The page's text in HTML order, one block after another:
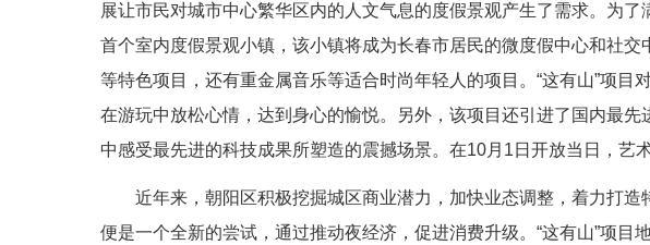
展让市民对城市中心繁华区内的人文气息的度假景观产生了需求。为了
首个室内度假景观小镇，该小镇将成为长春市居民的微度假中心和社
等特色项目，还有重金属音乐等适合时尚年轻人的项目。“这有山”项目
在游玩中放松心情，达到身心的愉悦。另外，该项目还引进了国内最
中感受最先进的科技成果所塑造的震撼场景。在10月1日开放当日，艺
近年来，朝阳区积极挖掘城区商业潜力，加快业态调整，着力打造
便是一个全新的尝试，通过推动夜经济，促进消费升级。“这有山”项目